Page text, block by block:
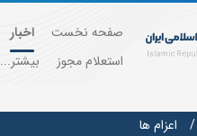
صفحه نخست اخبار
استعلام مجوز
بیشتر...
اعزام ها